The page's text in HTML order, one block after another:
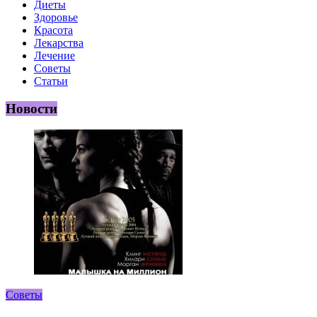
Диеты
Здоровье
Красота
Лекарства
Лечение
Советы
Статьи
Новости
Советы